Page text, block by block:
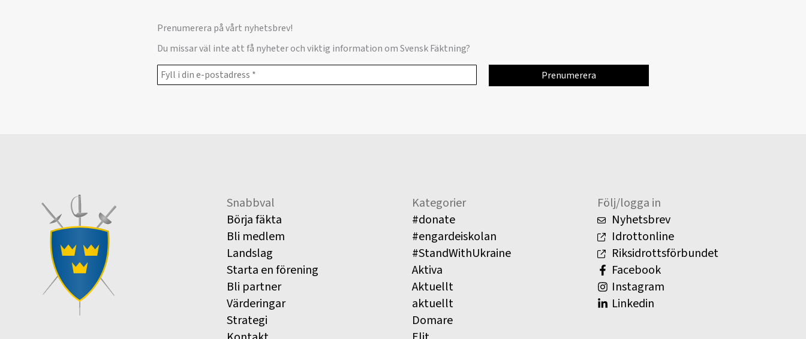
Prenumerera på vårt nyhetsbrev!
Du missar väl inte att få nyheter och viktig information om Svensk Fäktning?
Snabbval
Börja fäkta
Bli medlem
Landslag
Starta en förening
Bli partner
Värderingar
Strategi
Kategorier
#donate
#engardeiskolan
#StandWithUkraine
Aktiva
Aktuellt
aktuellt
Domare
Följ/logga in
Nyhetsbrev
Idrottonline
Riksidrottsförbundet
Facebook
Instagram
Linkedin